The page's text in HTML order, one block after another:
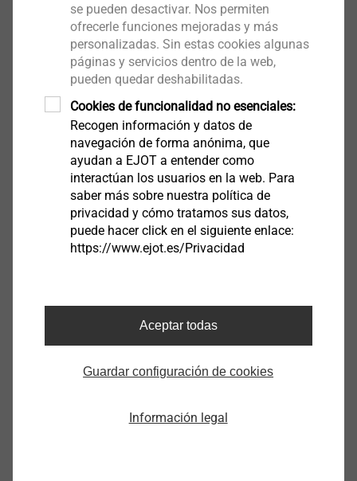
Color
Cubreondas ondulado W48 RAL7016
3047425119
Cubreondas ondulado W48 RAL9006
se pueden desactivar. Nos permiten
ofrecerle funciones mejoradas y más
personalizadas. Sin estas cookies algunas
páginas y servicios dentro de la web,
pueden quedar deshabilitadas.
Cookies de funcionalidad no esenciales:
Recogen información y datos de
navegación de forma anónima, que
ayudan a EJOT a entender como
interactúan los usuarios en la web. Para
saber más sobre nuestra política de
privacidad y cómo tratamos sus datos,
puede hacer click en el siguiente enlace:
https://www.ejot.es/Privacidad
Aceptar todas
Guardar configuración de cookies
Información legal